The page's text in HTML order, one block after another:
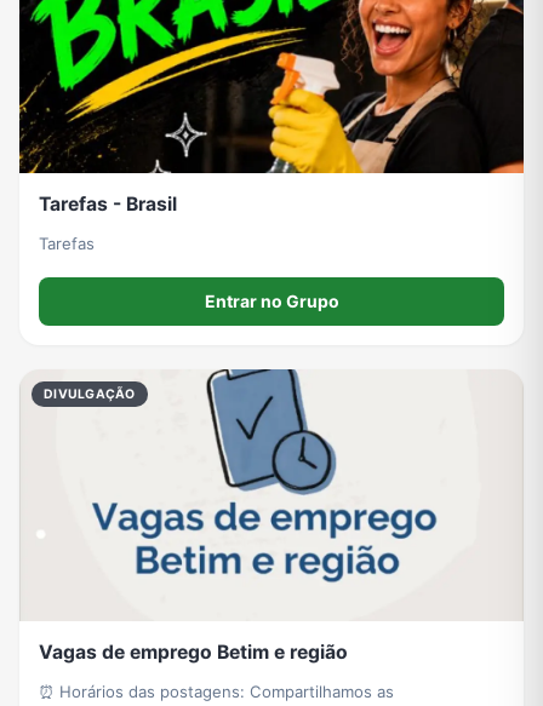
Tarefas - Brasil
Tarefas
Entrar no Grupo
DIVULGAÇÃO
Vagas de emprego Betim e região
⏰ Horários das postagens: Compartilhamos as